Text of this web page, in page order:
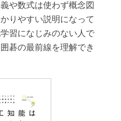
や数式は使わず概念図
りやすい説明になって
習になじみのない人で
碁の最前線を理解でき